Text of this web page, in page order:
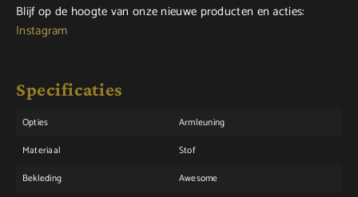
Blijf op de hoogte van onze nieuwe producten en acties:
Instagram
Specificaties
Opties
Armleuning
Materiaal
Stof
Bekleding
Awesome